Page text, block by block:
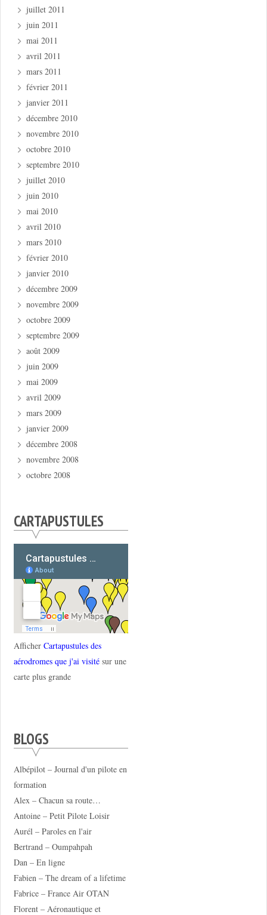
juillet 2011
juin 2011
mai 2011
avril 2011
mars 2011
février 2011
janvier 2011
décembre 2010
novembre 2010
octobre 2010
septembre 2010
juillet 2010
juin 2010
mai 2010
avril 2010
mars 2010
février 2010
janvier 2010
décembre 2009
novembre 2009
octobre 2009
septembre 2009
août 2009
juin 2009
mai 2009
avril 2009
mars 2009
janvier 2009
décembre 2008
novembre 2008
octobre 2008
CARTAPUSTULES
Afficher Cartapustules des
aérodromes que j'ai visitésur une
carte plus grande
BLOGS
Albépilot – Journal d'un pilote en
formation
Alex – Chacun sa route…
Antoine – Petit Pilote Loisir
Aurél – Paroles en l'air
Bertrand – Oumpahpah
Dan – En ligne
Fabien – The dream of a lifetime
Fabrice – France Air OTAN
Florent – Aéronautique et